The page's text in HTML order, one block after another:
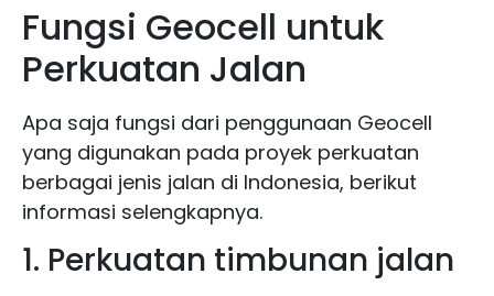
Fungsi Geocell untuk
Perkuatan Jalan
Apa saja fungsi dari penggunaan Geocell
yang digunakan pada proyek perkuatan
berbagai jenis jalan di Indonesia, berikut
informasi selengkapnya.
1. Perkuatan timbunan jalan